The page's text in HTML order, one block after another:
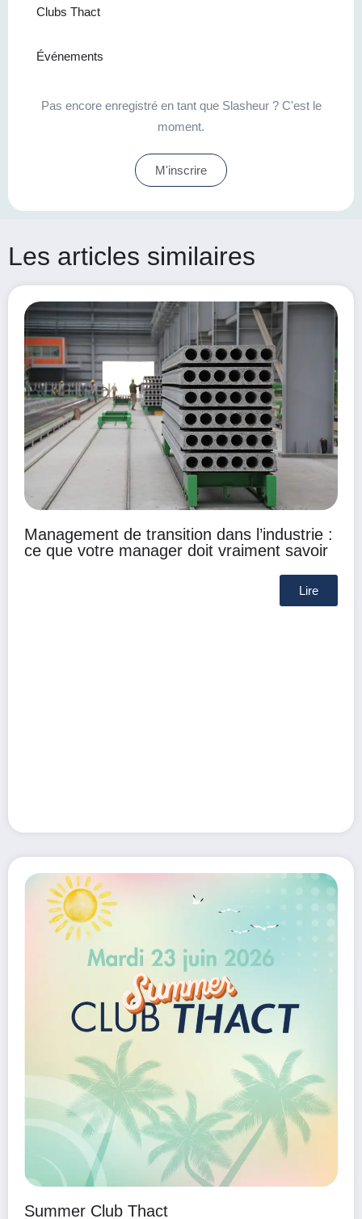
Clubs Thact
Événements
Pas encore enregistré en tant que Slasheur ? C'est le
moment.
M'inscrire
Les articles similaires
Management de transition dans l’industrie :
ce que votre manager doit vraiment savoir
Lire
Summer Club Thact